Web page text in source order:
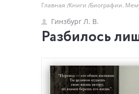
Главная Книги Биографии.
Гинзбург Л. В.
Разбилось